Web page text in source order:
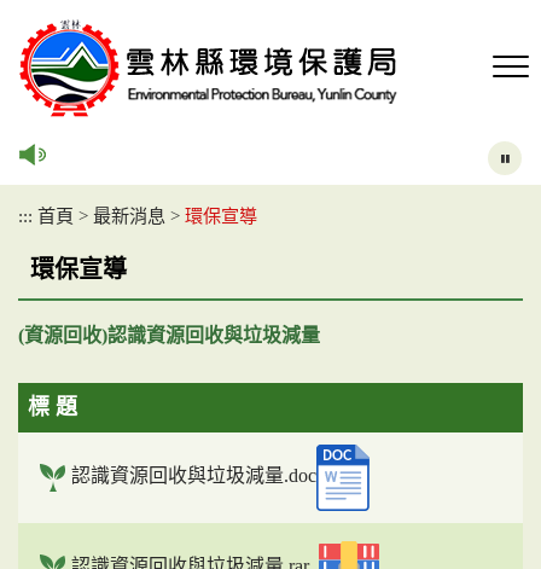
::: 首頁 > 最新消息 > 環保宣導
環保宣導
(資源回收)認識資源回收與垃圾減量
標 題
認識資源回收與垃圾減量.doc